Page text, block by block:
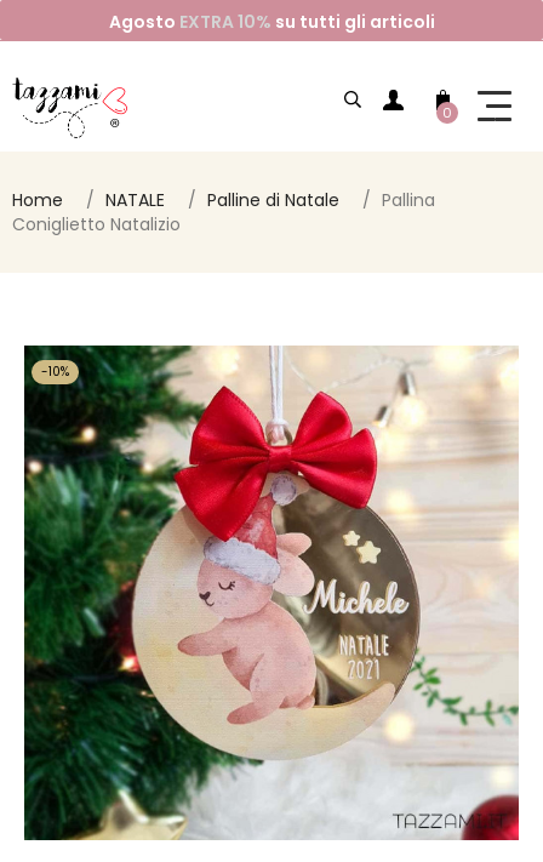
Agosto EXTRA 10% su tutti gli articoli
0
Home NATALE Palline di Natale
Pallina
Coniglietto Natalizio
-10%